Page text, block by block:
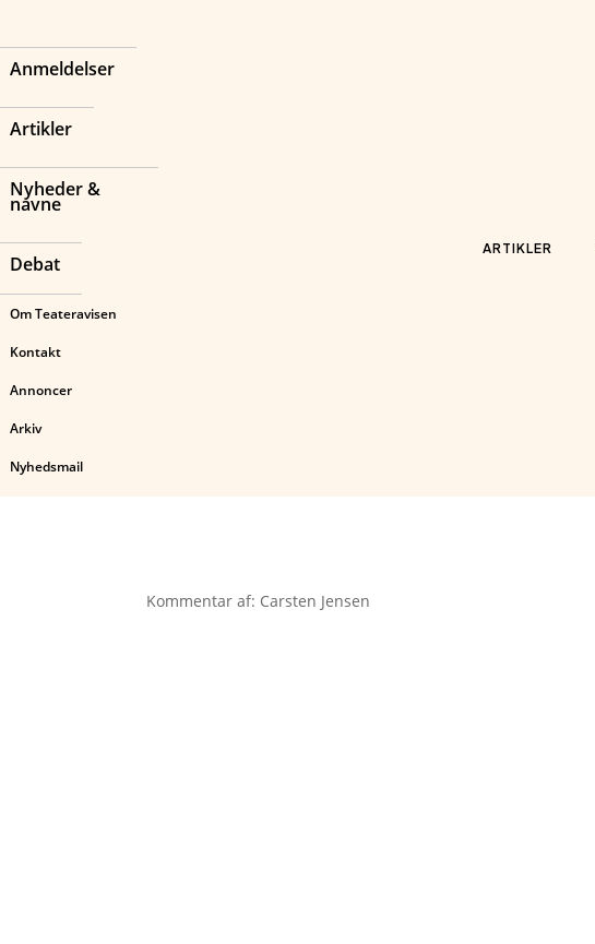
Anmeldelser
Artikler
Nyheder &
navne
Debat
Om Teateravisen
Kontakt
Annoncer
Arkiv
Nyhedsmail
ARTIKLER
Kommentar af: Carsten Jensen